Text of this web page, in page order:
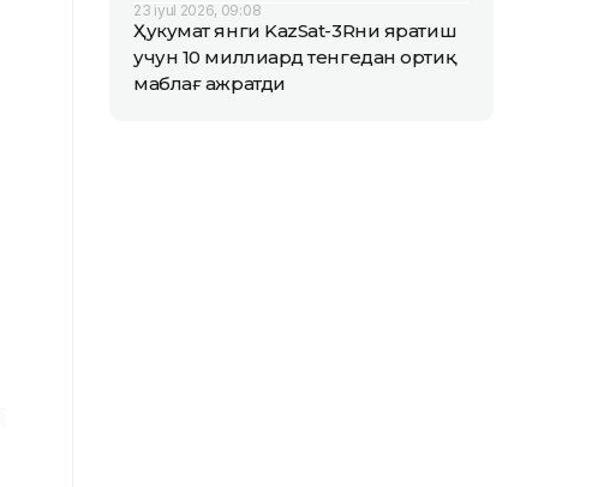
23 iyul 2026, 09:08
Ҳукумат янги KazSat-3Rни яратиш
учун 10 миллиард тенгедан ортиқ
маблағ ажратди